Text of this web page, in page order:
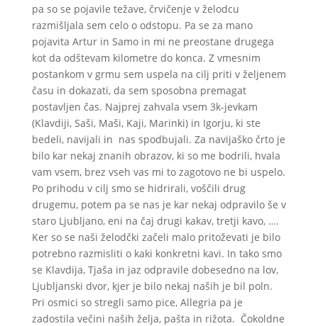
pa so se pojavile težave, črvičenje v želodcu
razmišljala sem celo o odstopu. Pa se za mano
pojavita Artur in Samo in mi ne preostane drugega
kot da odštevam kilometre do konca. Z vmesnim
postankom v grmu sem uspela na cilj priti v željenem
času in dokazati, da sem sposobna premagat
postavljen čas. Najprej zahvala vsem 3k-jevkam
(Klavdiji, Saši, Maši, Kaji, Marinki) in Igorju, ki ste
bedeli, navijali in nas spodbujali. Za navijaško črto je
bilo kar nekaj znanih obrazov, ki so me bodrili, hvala
vam vsem, brez vseh vas mi to zagotovo ne bi uspelo.
Po prihodu v cilj smo se hidrirali, voščili drug
drugemu, potem pa se nas je kar nekaj odpravilo še v
staro Ljubljano, eni na čaj drugi kakav, tretji kavo, ….
Ker so se naši želodčki začeli malo pritoževati je bilo
potrebno razmisliti o kaki konkretni kavi. In tako smo
se Klavdija, Tjaša in jaz odpravile dobesedno na lov,
Ljubljanski dvor, kjer je bilo nekaj naših je bil poln.
Pri osmici so stregli samo pice, Allegria pa je
zadostila večini naših želja, pašta in rižota. Čokoldne